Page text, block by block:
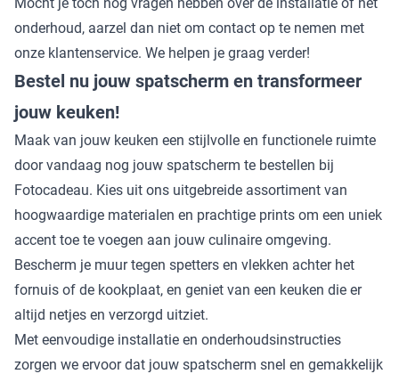
onderhoud, aarzel dan niet om contact op te nemen met
onze klantenservice. We helpen je graag verder!
Bestel nu jouw spatscherm en transformeer
jouw keuken!
Maak van jouw keuken een stijlvolle en functionele ruimte
door vandaag nog jouw spatscherm te bestellen bij
Fotocadeau. Kies uit ons uitgebreide assortiment van
hoogwaardige materialen en prachtige prints om een uniek
accent toe te voegen aan jouw culinaire omgeving.
Bescherm je muur tegen spetters en vlekken achter het
fornuis of de kookplaat, en geniet van een keuken die er
altijd netjes en verzorgd uitziet.
Met eenvoudige installatie en onderhoudsinstructies
zorgen we ervoor dat jouw spatscherm snel en gemakkelijk